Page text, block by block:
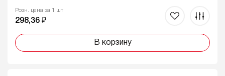
Розн. цена за 1 шт
298,36 ₽
В корзину